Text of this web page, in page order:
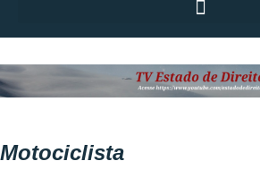
Motociclista